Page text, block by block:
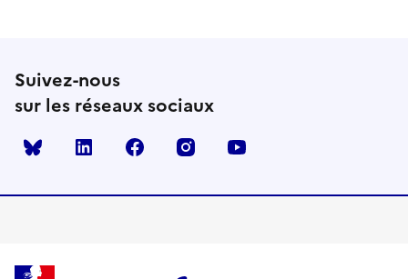
Suivez-nous
sur les réseaux sociaux
Bluesky linkedin facebook instagram